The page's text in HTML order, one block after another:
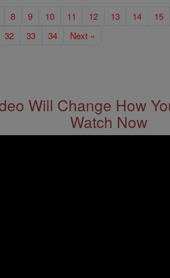
8 9 10 11 12 13 14 15
32 33 34 Next »
Will Change How
Watch Now